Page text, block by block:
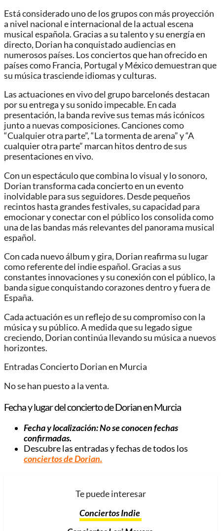
Está considerado uno de los grupos con más proyección
a nivel nacional e internacional de la actual escena
musical española. Gracias a su talento y su energía en
directo, Dorian ha conquistado audiencias en
numerosos países. Los conciertos que han ofrecido en
países como Francia, Portugal y México demuestran que
su música trasciende idiomas y culturas.
Las actuaciones en vivo del grupo barcelonés destacan
por su entrega y su sonido impecable. En cada
presentación, la banda revive sus temas más icónicos
junto a nuevas composiciones. Canciones como
“Cualquier otra parte”, “La tormenta de arena” y “A
cualquier otra parte” marcan hitos dentro de sus
presentaciones en vivo.
Con un espectáculo que combina lo visual y lo sonoro,
Dorian transforma cada concierto en un evento
inolvidable para sus seguidores. Desde pequeños
recintos hasta grandes festivales, su capacidad para
emocionar y conectar con el público los consolida como
una de las bandas más relevantes del panorama musical
español.
Con cada nuevo álbum y gira, Dorian reafirma su lugar
como referente del indie español. Gracias a sus
constantes innovaciones y su conexión con el público, la
banda sigue conquistando corazones dentro y fuera de
España.
Cada actuación es un reflejo de su compromiso con la
música y su público. A medida que su legado sigue
creciendo, Dorian continúa llevando su música a nuevos
horizontes.
Entradas Concierto Dorian en Murcia
No se han puesto a la venta.
Fecha y lugar del concierto de Dorian en Murcia
Fecha y localización: No se conocen fechas
confirmadas.
Descubre las entradas y fechas de todos los
conciertos de Dorian.
Te puede interesar
Conciertos Indie